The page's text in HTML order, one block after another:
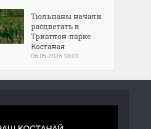
Тюльпаны начали
расцветать в
Триатлон-парке
Костаная
06.05.2026 18:01